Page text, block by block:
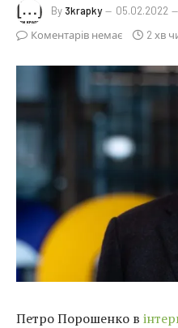
By 3krapky 05.02.2022
Коментарів немає
2 хв
Петро Порошенко в